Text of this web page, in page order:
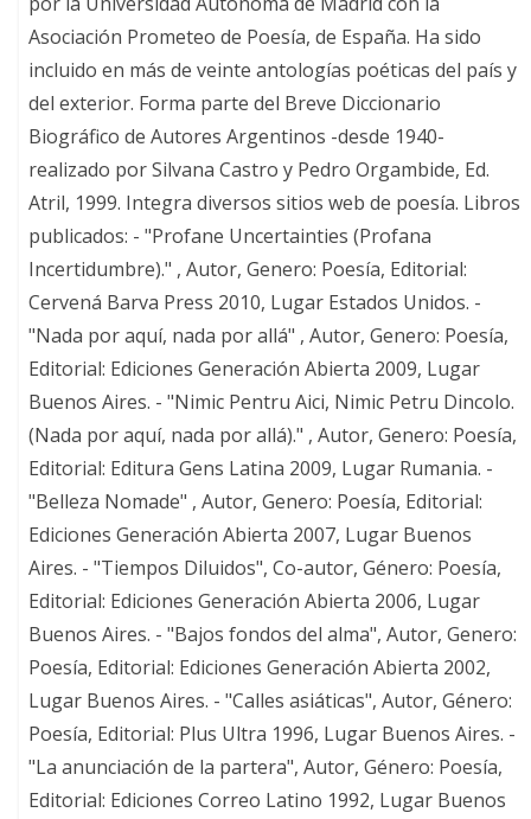
Asociación Prometeo de Poesía, de España. Ha sido
incluido en más de veinte antologías poéticas del país y
del exterior. Forma parte del Breve Diccionario
Biográfico de Autores Argentinos -desde 1940-
realizado por Silvana Castro y Pedro Orgambide, Ed.
Atril, 1999. Integra diversos sitios web de poesía. Libros
publicados: - "Profane Uncertainties (Profana
Incertidumbre)." , Autor, Genero: Poesía, Editorial:
Cervená Barva Press 2010, Lugar Estados Unidos. -
"Nada por aquí, nada por allá" , Autor, Genero: Poesía,
Editorial: Ediciones Generación Abierta 2009, Lugar
Buenos Aires. - "Nimic Pentru Aici, Nimic Petru Dincolo.
(Nada por aquí, nada por allá)." , Autor, Genero: Poesía,
Editorial: Editura Gens Latina 2009, Lugar Rumania. -
"Belleza Nomade" , Autor, Genero: Poesía, Editorial:
Ediciones Generación Abierta 2007, Lugar Buenos
Aires. - "Tiempos Diluidos", Co-autor, Género: Poesía,
Editorial: Ediciones Generación Abierta 2006, Lugar
Buenos Aires. - "Bajos fondos del alma", Autor, Genero:
Poesía, Editorial: Ediciones Generación Abierta 2002,
Lugar Buenos Aires. - "Calles asiáticas", Autor, Género:
Poesía, Editorial: Plus Ultra 1996, Lugar Buenos Aires. -
"La anunciación de la partera", Autor, Género: Poesía,
Editorial: Ediciones Correo Latino 1992, Lugar Buenos